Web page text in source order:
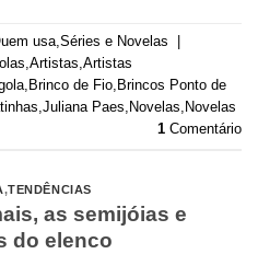
usa,Séries e Novelas
,Artistas,Artistas
, Brinco de Fio, Brincos Ponto de
,Juliana Paes, Novelas, Novelas
1 Comentário
,TENDÊNCIAS
as semijóias e
do elenco